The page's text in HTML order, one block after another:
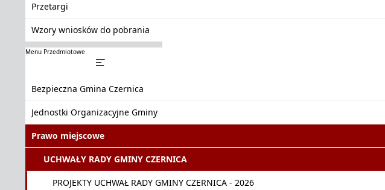
Przetargi
Wzory wniosków do pobrania
Menu Przedmiotowe
Bezpieczna Gmina Czernica
Jednostki Organizacyjne Gminy
Prawo miejscowe
UCHWAŁY RADY GMINY CZERNICA
PROJEKTY UCHWAŁ RADY GMINY CZERNICA - 2026